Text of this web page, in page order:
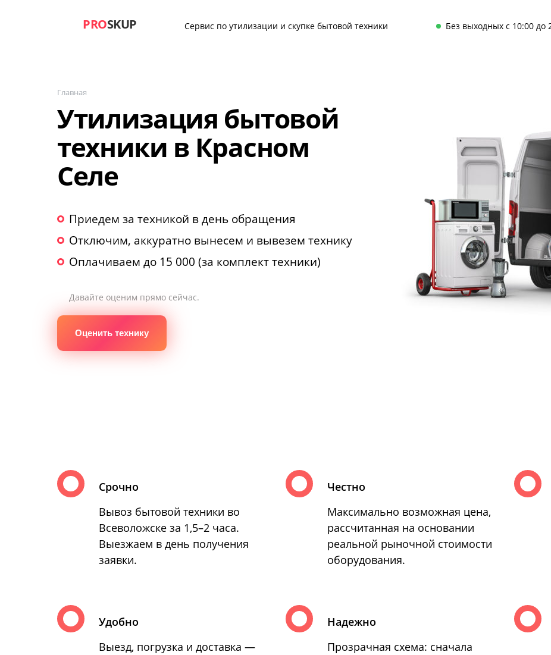
PROSKUP Сервис по утилизации и скупке бытовой техники Без выходных с 10:00 до
Главная
Утилизация бытовой
техники в Красном
Селе
Приедем за техникой в день обращения
Отключим, аккуратно вынесем и вывезем технику
Оплачиваем до 15 000 (за комплект техники)
Давайте оценим прямо сейчас.
Оценить технику
Срочно
Вывоз бытовой техники во
Всеволожске за 1,5–2 часа.
Выезжаем в день получения
заявки.
Честно
Максимально возможная цена,
рассчитанная на основании
реальной рыночной стоимости
оборудования.
Удобно
Выезд, погрузка и доставка —
Надежно
Прозрачная схема: сначала